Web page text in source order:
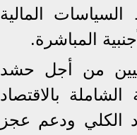
المالية
المباشرة.
من أجل حشد
بالاقتصاد
الكلي ودعم عجز